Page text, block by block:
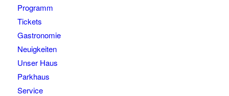
Programm
Tickets
Gastronomie
Neuigkeiten
Unser Haus
Parkhaus
Service